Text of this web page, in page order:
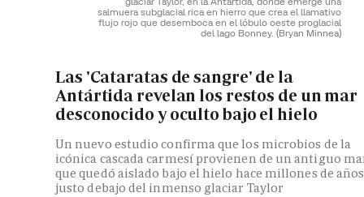
salmuera subglacial rica en hierro que crea el llamativo
flujo rojo que desemboca en el lóbulo oeste proglacial
del lago Bonney. (Bryan Minnea)
Las 'Cataratas de sangre' de la
Antártida revelan los restos de un mar
desconocido y oculto bajo el hielo
Un nuevo estudio confirma que los microbios de la
icónica cascada carmesí provienen de un antiguo
que quedó aislado bajo el hielo hace millones de años
justo debajo del inmenso glaciar Taylor